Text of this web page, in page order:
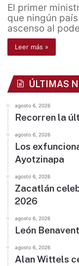
El primer
que ningún
ascenso al
Leer más »
ÚLTIMAS
agosto 6, 2026
Recorren la
agosto 6, 2026
Los
Ayotzinapa
agosto 6, 2026
Zacatlán
2026
agosto 6, 2026
León
agosto 6, 2026
Alan Wittels